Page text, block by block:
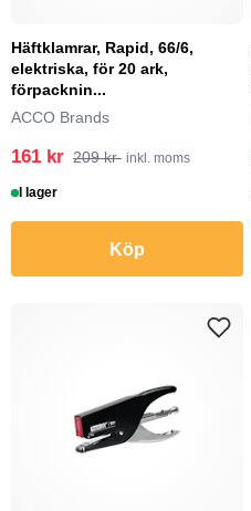
Häftklamrar, Rapid, 66/6,
elektriska, för 20 ark,
förpacknin...
ACCO Brands
161 kr 209 kr inkl. moms
I lager
Köp